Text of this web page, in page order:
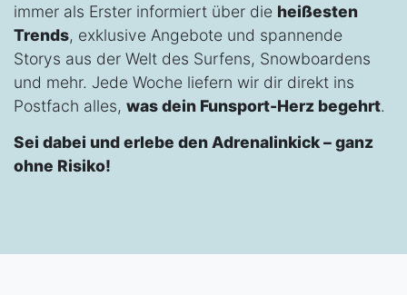
immer als Erster informiert über die heißesten
Trends, exklusive Angebote und spannende
Storys aus der Welt des Surfens, Snowboardens
und mehr. Jede Woche liefern wir dir direkt ins
Postfach alles, was dein Funsport-Herz begehrt.
Sei dabei und erlebe den Adrenalinkick – ganz
ohne Risiko!